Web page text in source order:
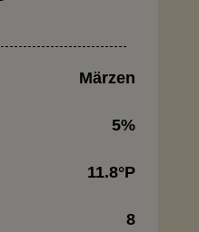
Märzen
5%
11.8°P
8